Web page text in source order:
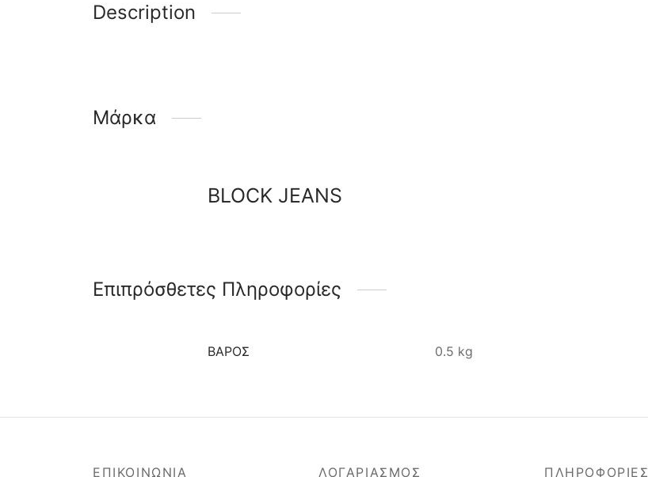
Description
Μάρκα
BLOCK JEANS
Επιπρόσθετες Πληροφορίες
ΒΆΡΟΣ 0.5 kg
ΕΠΙΚΟΙΝΩΝΙΑ ΛΟΓΑΡΙΑΣΜΟΣ ΠΛΗΡΟΦΟΡΙΕΣ